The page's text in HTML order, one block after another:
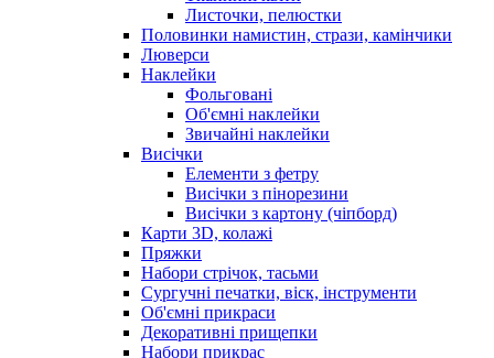
Листочки, пелюстки
Половинки намистин, стрази, камінчики
Люверси
Наклейки
Фольговані
Об'ємні наклейки
Звичайні наклейки
Висічки
Елементи з фетру
Висічки з пінорезини
Висічки з картону (чіпборд)
Карти 3D, колажі
Пряжки
Набори стрічок, тасьми
Сургучні печатки, віск, інструменти
Об'ємні прикраси
Декоративні прищепки
Набори прикрас